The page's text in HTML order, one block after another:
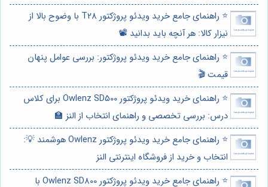
⭐️ راهنمای جامع خرید ویدئو پروژکتور T28 با وضوح بالا از
نیزار کالا: هر آنچه باید بدانید 📽️
⭐️ راهنمای جامع خرید ویدئو پروژکتور: بررسی عوامل پنهان
قیمت 🎬
⭐️ راهنمای خرید ویدئو پروژکتور Owlenz SD500 برای کلاس
درس: بررسی تخصصی و راهنمای انتخاب از النز 🏫
⭐️ راهنمای جامع خرید ویدئو پروژکتور Owlenz هوشمند 💡:
انتخاب و خرید از فروشگاه اینترنتی النز
⭐️ راهنمای جامع خرید ویدئو پروژکتور Owlenz SD800 با